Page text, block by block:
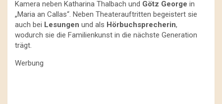
Kamera neben Katharina Thalbach und Götz George in
„Maria an Callas“. Neben Theaterauftritten begeistert sie
auch bei Lesungen und als Hörbuchsprecherin,
wodurch sie die Familienkunst in die nächste Generation
trägt.
Werbung